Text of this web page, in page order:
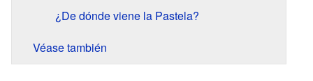
¿De dónde viene la Pastela?
Véase también